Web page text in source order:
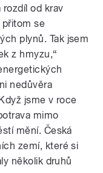
od krav
přitom se
plynů. Tak jsem
z hmyzu,“
nedůvěra
jsme v roce
mimo
mění. Česká
zemí, které si
několik druhů